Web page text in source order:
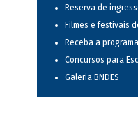
Reserva de
Filmes e festivais
Receba a
Concursos para
Galeria BNDES